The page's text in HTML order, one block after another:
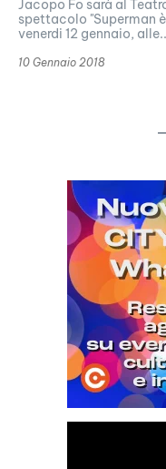
Jacopo Fo sarà al
spettacolo "Superman
venerdi 12 gennaio,
10 Gennaio 2018